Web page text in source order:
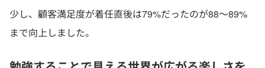
少し、顧客満足度が着任直後は79%だったのが88〜89%
まで向上しました。